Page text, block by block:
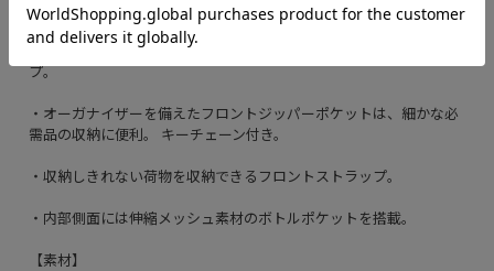
トバックル。
・バッグのブレを抑え、移動中の不快感を軽減するサブストラッ
プ。
・オーガナイザーを備えたフロントジッパーポケットは、細かな必
需品の収納に便利。 キーチェーン付き。
・収納しきれない荷物を収納できるフロントストラップ。
・内部側面には伸縮メッシュ素材のボトルポケットを搭載。
【素材】